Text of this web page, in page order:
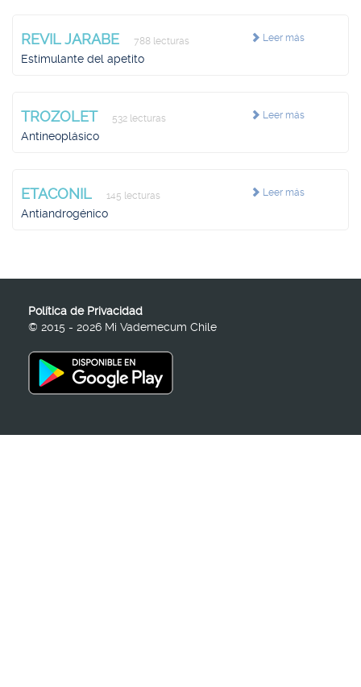
Leer más
REVIL JARABE 788 lecturas
Estimulante del apetito
Leer más
TROZOLET 532 lecturas
Antineoplásico
Leer más
ETACONIL 145 lecturas
Antiandrogénico
Política de Privacidad
© 2015 - 2026 Mi Vademecum Chile